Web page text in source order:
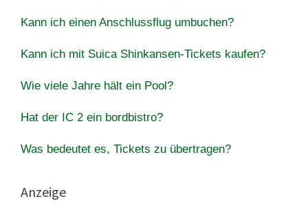
Kann ich einen Anschlussflug umbuchen?
Kann ich mit Suica Shinkansen-Tickets kaufen?
Wie viele Jahre hält ein Pool?
Hat der IC 2 ein bordbistro?
Was bedeutet es, Tickets zu übertragen?
Anzeige